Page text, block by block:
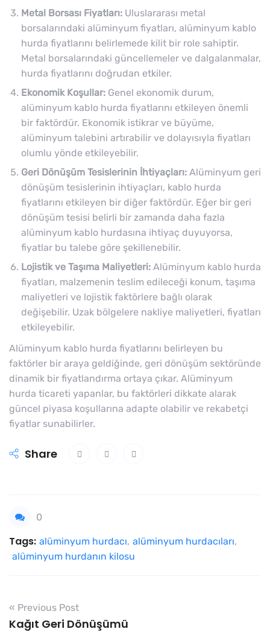
Metal Borsası Fiyatları: Uluslararası metal
borsalarındaki alüminyum fiyatları, alüminyum kablo
hurda fiyatlarını belirlemede kilit bir role sahiptir.
Metal borsalarındaki güncellemeler ve dalgalanmalar,
hurda fiyatlarını doğrudan etkiler.
Ekonomik Koşullar: Genel ekonomik durum,
alüminyum kablo hurda fiyatlarını etkileyen önemli
bir faktördür. Ekonomik istikrar ve büyüme,
alüminyum talebini artırabilir ve dolayısıyla fiyatları
olumlu yönde etkileyebilir.
Geri Dönüşüm Tesislerinin İhtiyaçları: Alüminyum geri
dönüşüm tesislerinin ihtiyaçları, kablo hurda
fiyatlarını etkileyen bir diğer faktördür. Eğer bir geri
dönüşüm tesisi belirli bir zamanda daha fazla
alüminyum kablo hurdasına ihtiyaç duyuyorsa,
fiyatlar bu talebe göre şekillenebilir.
Lojistik ve Taşıma Maliyetleri: Alüminyum kablo hurda
fiyatları, malzemenin teslim edileceği konum, taşıma
maliyetleri ve lojistik faktörlere bağlı olarak
değişebilir. Uzak bölgelere nakliye maliyetleri, fiyatları
etkileyebilir.
Alüminyum kablo hurda fiyatlarını belirleyen bu
faktörler bir araya geldiğinde, geri dönüşüm sektöründe
dinamik bir fiyatlandırma ortaya çıkar. Alüminyum
hurda ticareti yapanlar, bu faktörleri dikkate alarak
güncel piyasa koşullarına adapte olabilir ve rekabetçi
fiyatlar sunabilirler.
Share
0
Tags: alüminyum hurdacı, alüminyum hurdacıları,
alüminyum hurdanın kilosu
« Previous Post
Kağıt Geri Dönüşümü